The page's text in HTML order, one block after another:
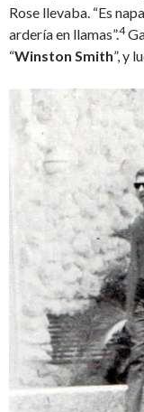
Rose llevaba. “Es
ardería en llamas”.4
“Winston Smith”, y